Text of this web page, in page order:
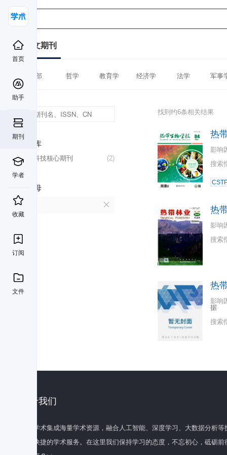
首页
助手
期刊
学者
收藏
订阅
文件
中文期刊
全部 哲学 教育学 经济学 法学 军事
数据库
(2)
中国科技核心期刊
首字母
找到约6条相关结果
热
影响
搜索
热
影响
搜索
热
影响
据
搜索
关于我们
百度学术集成海量学术资源，融合人工智能、深度学习、大数据分析
全面快捷的学术服务。在这里我们保持学习的态度，不忘初心，砥砺前